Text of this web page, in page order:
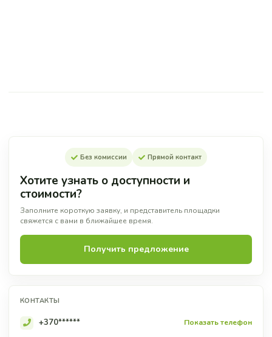
Без комиссии Прямой контакт
Хотите узнать о доступности и
стоимости?
Заполните короткую заявку, и представитель площадки
свяжется с вами в ближайшее время.
Получить предложение
КОНТАКТЫ
+370****** Показать телефон